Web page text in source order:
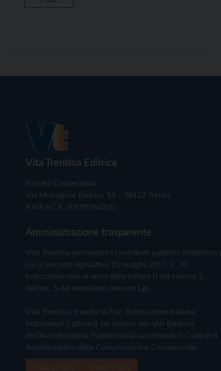
Vita Trentina Editrice
Società Cooperativa
Via Monsignor Endrici, 14 – 38122 Trento
P.IVA e C.F. 00199960220
Amministrazione trasparente
Vita Trentina percepisce i contributi pubblici all'editoria
cui al decreto legislativo 15 maggio 2017, n. 70.
Indicazione resa ai sensi della lettera f) del comma 2
dell'art. 5 del medesimo decreto Lgs.
Vita Trentina, tramite la Fisc (Federazione Italiana
Settimanali Cattolici), ha aderito allo IAP (Istituto
dell'Autodisciplina Pubblicitaria) accettando il Codice di
Autodisciplina della Comunicazione Commerciale